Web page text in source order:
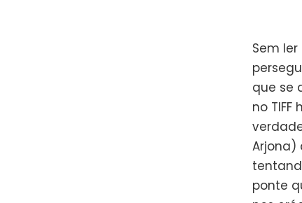
Sem
que se
no
Arjona)
ponte